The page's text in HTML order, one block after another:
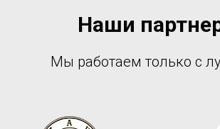
Наши
Мы работаем только с